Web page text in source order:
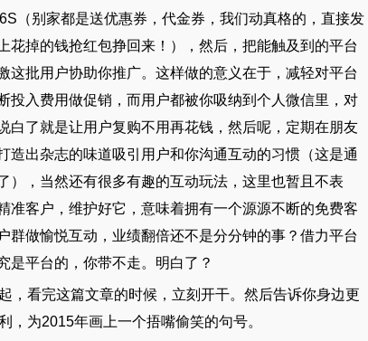
（别家都是送优惠券，代金券，我们动真格的，直接发
花掉的钱抢红包挣回来！），然后，把能触及到的平台
这批用户协助你推广。这样做的意义在于，减轻对平台
投入费用做促销，而用户都被你吸纳到个人微信里，对
白了就是让用户复购不用再花钱，然后呢，定期在朋友
造出杂志的味道吸引用户和你沟通互动的习惯（这是通
），当然还有很多有趣的互动玩法，这里也暂且不表
准客户，维护好它，意味着拥有一个源源不断的免费客
群做愉悦互动，业绩翻倍还不是分分钟的事？借力平台
是平台的，你带不走。明白了？
，看完这篇文章的时候，立刻开干。然后告诉你身边更
，为2015年画上一个捂嘴偷笑的句号。